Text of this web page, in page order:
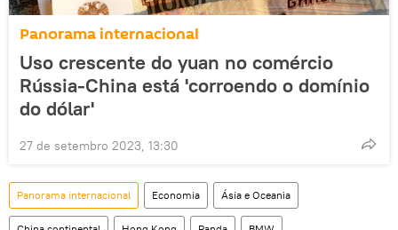
Panorama internacional
Uso crescente do yuan no comércio
Rússia-China está 'corroendo o domínio
do dólar'
27 de setembro 2023, 13:30
Panorama internacional Economia Ásia e Oceania